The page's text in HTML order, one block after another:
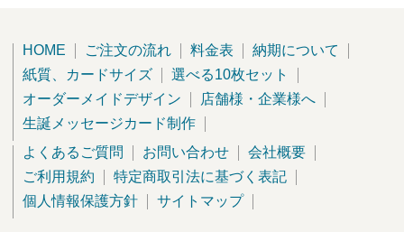
HOME ご注文の流れ 料金表
納期について
紙質、カードサイズ
選べる10枚セット
オーダーメイドデザイン
店舗様・企業様へ
生誕メッセージカード制作
よくあるご質問
お問い合わせ
会社概要
ご利用規約
特定商取引法に基づく表記
個人情報保護方針
サイトマップ